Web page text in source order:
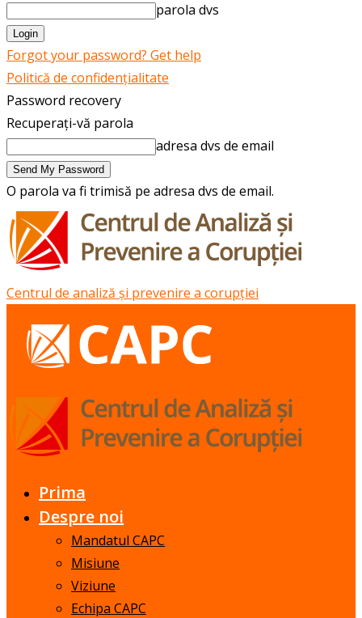
parola dvs
Forgot your password? Get help
Politică de confidențialitate
Password recovery
Recuperați-vă parola
adresa dvs de email
O parola va fi trimisă pe adresa dvs de email.
Centrul de analiză și prevenire a corupției
Prima
Despre noi
Mandatul CAPC
Misiune
Viziune
Echipa CAPC